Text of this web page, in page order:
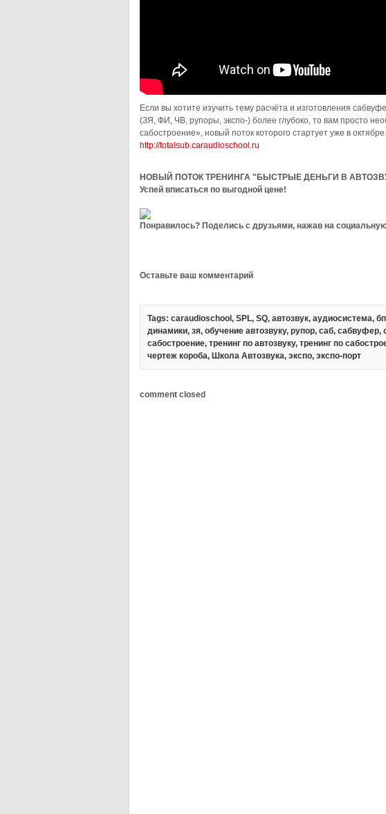
Если вы хотите изучить тему расчёта и изготовления
(ЗЯ, ФИ, ЧВ, рупоры, экспо-) более глубоко, то вам просто
сабостроение», новый поток которого стартует уже в
http://totalsub.caraudioschool.ru
НОВЫЙ ПОТОК ТРЕНИНГА "БЫСТРЫЕ ДЕНЬГИ В
Успей вписаться по выгодной цене!
Понравилось? Поделись с друзьями, нажав на
Оставьте ваш комментарий
Tags: caraudioschool , SPL, SQ, автозвук, аудиосистема, бп
динамики, зя, обучение автозвуку, рупор, саб, сабвуфер,
сабостроение, тренинг по автозвуку, тренинг по
чертеж короба, Школа Автозвука, экспо, экспо-порт
comment closed